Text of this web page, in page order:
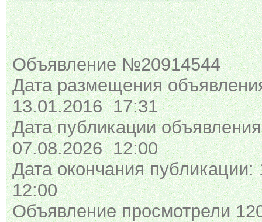
Объявление №20914544
Дата размещения
13.01.2016 17:31
Дата публикации
07.08.2026 12:00
Дата окончания публикации:
12:00
Объявление просмотрели